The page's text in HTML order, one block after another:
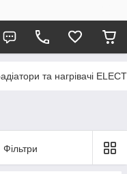
та нагрівачі
Фільтри